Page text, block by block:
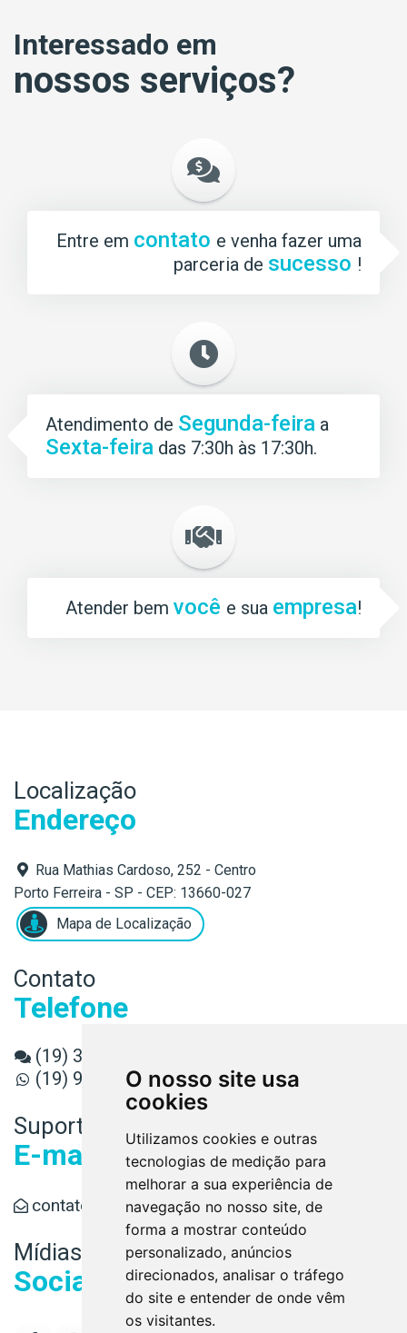
O nosso site usa
cookies
Utilizamos cookies e outras
tecnologias de medição para
melhorar a sua experiência de
navegação no nosso site, de
forma a mostrar conteúdo
personalizado, anúncios
direcionados, analisar o tráfego
do site e entender de onde vêm
os visitantes.
Interessado em
nossos serviços?
Entre em contato e venha fazer uma
parceria de sucesso !
Atendimento de Segunda-feira a
Sexta-feira das 7:30h às 17:30h.
Atender bem você e sua empresa!
Localização
Endereço
Rua Mathias Cardoso, 252 - Centro
Porto Ferreira - SP - CEP: 13660-027
Mapa de Localização
Contato
Telefone
(19) 3589-3080
(19) 98891-6779
Suporte
E-mail
contato@conaud.cnt.br
Mídias
Sociais